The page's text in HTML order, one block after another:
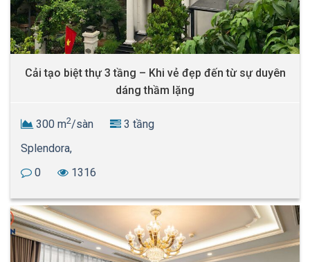
Cải tạo biệt thự 3 tầng – Khi vẻ đẹp đến từ sự duyên
dáng thầm lặng
300 m2/sàn
3 tầng
Splendora,
0
1316